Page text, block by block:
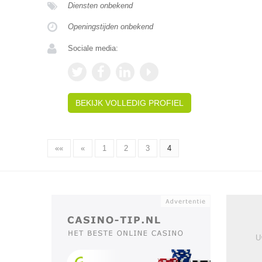
Diensten onbekend
Openingstijden onbekend
Sociale media:
BEKIJK VOLLEDIG PROFIEL
«« « 1 2 3 4